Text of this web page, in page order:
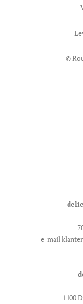
©
e-mail
1100